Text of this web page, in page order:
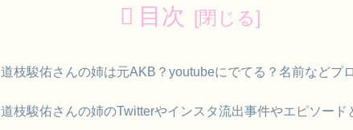
目次
道枝駿佑さんの姉は元AKB？youtubeにでてる？名前などプ
道枝駿佑さんの姉のTwitterやインスタ流出事件やエピソード